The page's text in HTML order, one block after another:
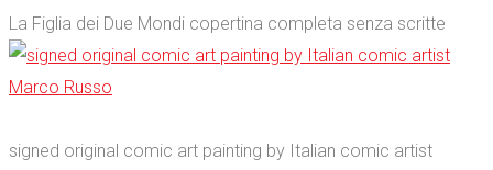
La Figlia dei Due Mondi copertina completa senza scritte
signed original comic art painting by Italian comic artist